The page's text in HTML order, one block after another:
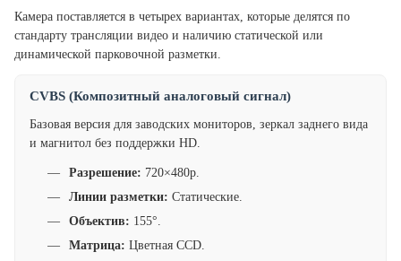
Камера поставляется в четырех вариантах, которые делятся по
стандарту трансляции видео и наличию статической или
динамической парковочной разметки.
CVBS (Композитный аналоговый сигнал)
Базовая версия для заводских мониторов, зеркал заднего вида
и магнитол без поддержки HD.
Разрешение: 720×480p.
Линии разметки: Статические.
Объектив: 155°.
Матрица: Цветная CCD.